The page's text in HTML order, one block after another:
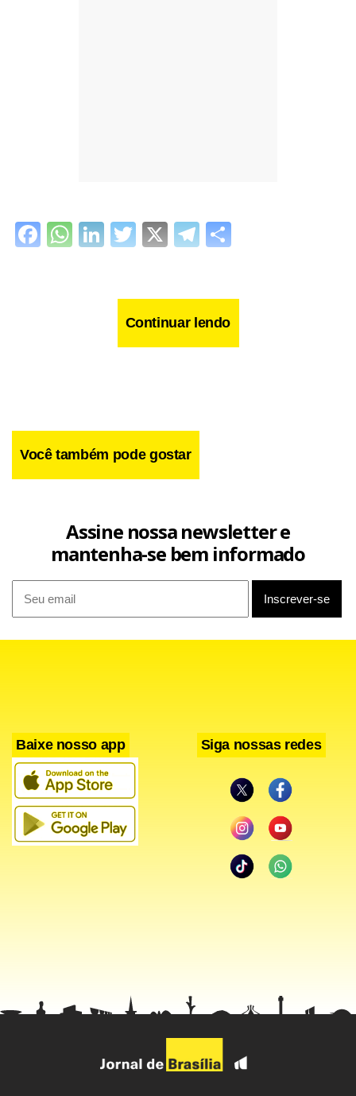
Facebook
WhatsApp
LinkedIn
Twitter
X Telegram
Continuar lendo
Você também pode gostar
Assine nossa newsletter e
mantenha-se bem informado
Baixe nosso app Siga nossas redes